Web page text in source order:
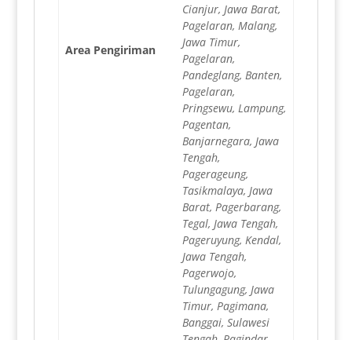
Area Pengiriman
Cianjur, Jawa Barat,
Pagelaran, Malang,
Jawa Timur,
Pagelaran,
Pandeglang, Banten,
Pagelaran,
Pringsewu, Lampung,
Pagentan,
Banjarnegara, Jawa
Tengah,
Pagerageung,
Tasikmalaya, Jawa
Barat, Pagerbarang,
Tegal, Jawa Tengah,
Pageruyung, Kendal,
Jawa Tengah,
Pagerwojo,
Tulungagung, Jawa
Timur, Pagimana,
Banggai, Sulawesi